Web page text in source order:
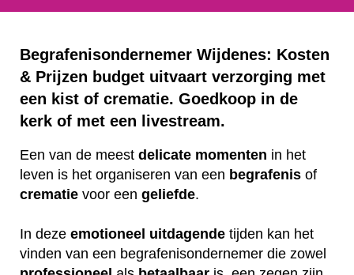
Begrafenisondernemer Wijdenes: Kosten
& Prijzen budget uitvaart verzorging met
een kist of crematie. Goedkoop in de
kerk of met een livestream.
Een van de meest delicate momenten in het
leven is het organiseren van een begrafenis of
crematie voor een geliefde.
In deze emotioneel uitdagende tijden kan het
vinden van een begrafenisondernemer die zowel